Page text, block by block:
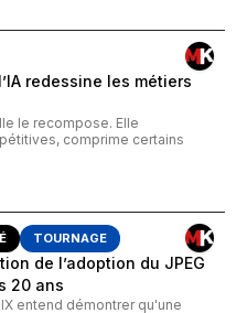
redessine les métiers
le recompose. Elle
comprime certains
TOURNAGE
de l’adoption du JPEG
20 ans
entend démontrer qu'une